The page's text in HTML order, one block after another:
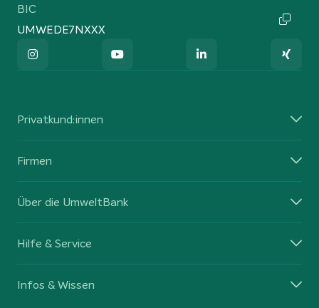
BIC
UMWEDE7NXXX
Privatkund:innen
Firmen
Über die UmweltBank
Hilfe & Service
Infos & Wissen